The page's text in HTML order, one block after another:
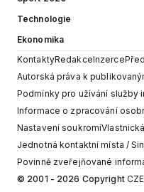
Technologie
Ekonomika
KontaktyRedakceInzerce
Autorská práva k
Podmínky pro užívání služby
Informace o zpracování
Nastavení soukromí
Jednotná kontaktní místa /
Povinně zveřejňované
© 2001 - 2026 Copyright